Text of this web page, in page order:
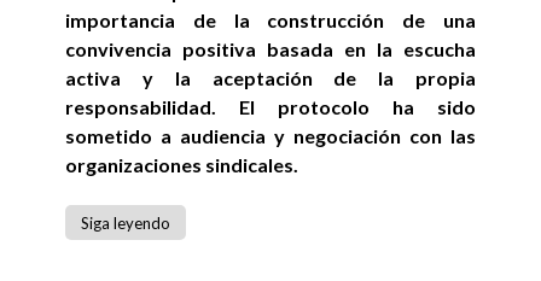
importancia de la construcción de una
convivencia positiva basada en la escucha
activa y la aceptación de la propia
responsabilidad. El protocolo ha sido
sometido a audiencia y negociación con las
organizaciones sindicales.
Siga leyendo